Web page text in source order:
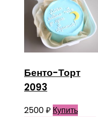
Бенто-Торт
2093
2500₽ Купить